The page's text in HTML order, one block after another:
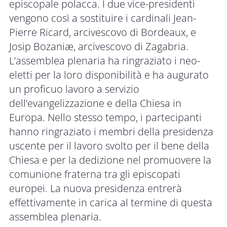
episcopale polacca. I due vice-presidenti
vengono così a sostituire i cardinali Jean-
Pierre Ricard, arcivescovo di Bordeaux, e
Josip Bozaniæ, arcivescovo di Zagabria.
L’assemblea plenaria ha ringraziato i neo-
eletti per la loro disponibilità e ha augurato
un proficuo lavoro a servizio
dell’evangelizzazione e della Chiesa in
Europa. Nello stesso tempo, i partecipanti
hanno ringraziato i membri della presidenza
uscente per il lavoro svolto per il bene della
Chiesa e per la dedizione nel promuovere la
comunione fraterna tra gli episcopati
europei. La nuova presidenza entrerà
effettivamente in carica al termine di questa
assemblea plenaria.